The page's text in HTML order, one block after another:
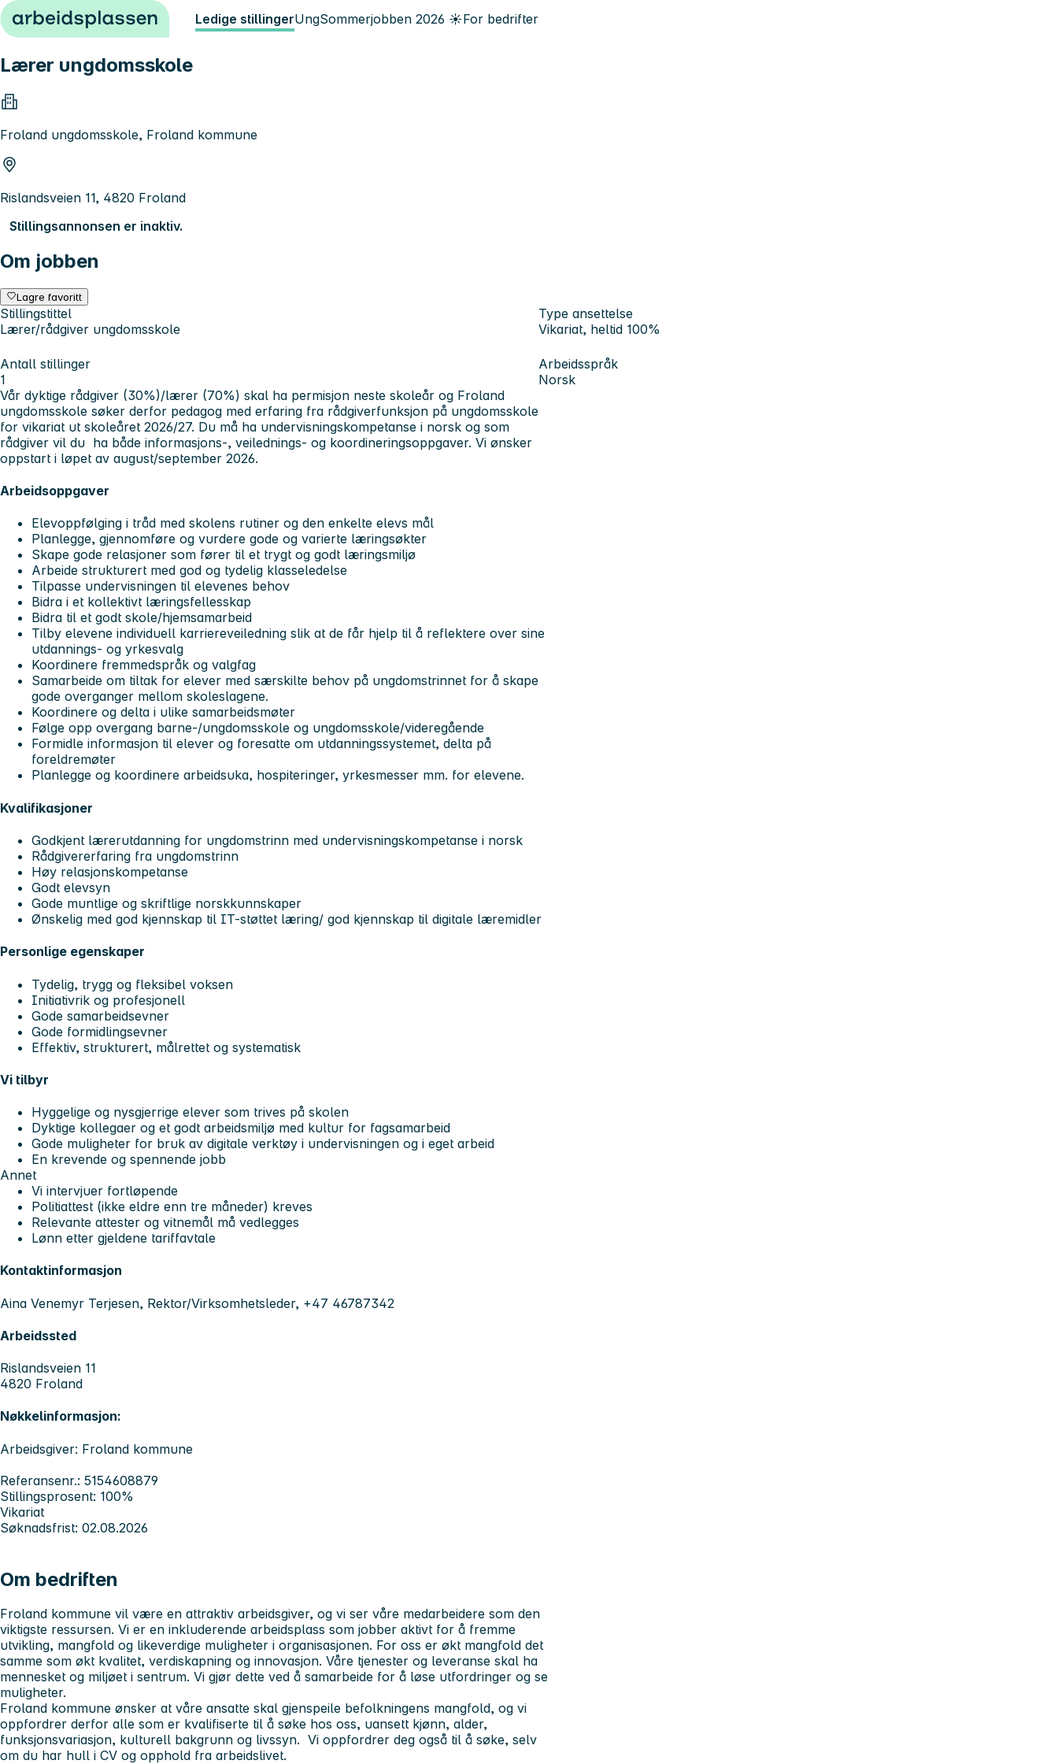
Hopp til innhold Ledige stillingerUngSommerjobben 2026 ☀️For bedrifter
Lærer ungdomsskole
Froland ungdomsskole, Froland kommune
Rislandsveien 11, 4820 Froland
Stillingsannonsen er inaktiv.
Om jobben
Lagre favoritt
Stillingstittel
Lærer/rådgiver ungdomsskole
Type ansettelse
Vikariat, heltid 100%
Antall stillinger
1
Arbeidsspråk
Norsk
Vår dyktige rådgiver (30%)/lærer (70%) skal ha permisjon neste skoleår og Froland
ungdomsskole søker derfor pedagog med erfaring fra rådgiverfunksjon på ungdomsskole
for vikariat ut skoleåret 2026/27. Du må ha undervisningskompetanse i norsk og som
rådgiver vil du ha både informasjons-, veilednings- og koordineringsoppgaver. Vi ønsker
oppstart i løpet av august/september 2026.
Arbeidsoppgaver
Elevoppfølging i tråd med skolens rutiner og den enkelte elevs mål
Planlegge, gjennomføre og vurdere gode og varierte læringsøkter
Skape gode relasjoner som fører til et trygt og godt læringsmiljø
Arbeide strukturert med god og tydelig klasseledelse
Tilpasse undervisningen til elevenes behov
Bidra i et kollektivt læringsfellesskap
Bidra til et godt skole/hjemsamarbeid
Tilby elevene individuell karriereveiledning slik at de får hjelp til å reflektere over sine
utdannings- og yrkesvalg
Koordinere fremmedspråk og valgfag
Samarbeide om tiltak for elever med særskilte behov på ungdomstrinnet for å skape
gode overganger mellom skoleslagene.
Koordinere og delta i ulike samarbeidsmøter
Følge opp overgang barne-/ungdomsskole og ungdomsskole/videregående
Formidle informasjon til elever og foresatte om utdanningssystemet, delta på
foreldremøter
Planlegge og koordinere arbeidsuka, hospiteringer, yrkesmesser mm. for elevene.
Kvalifikasjoner
Godkjent lærerutdanning for ungdomstrinn med undervisningskompetanse i norsk
Rådgivererfaring fra ungdomstrinn
Høy relasjonskompetanse
Godt elevsyn
Gode muntlige og skriftlige norskkunnskaper
Ønskelig med god kjennskap til IT-støttet læring/ god kjennskap til digitale læremidler
Personlige egenskaper
Tydelig, trygg og fleksibel voksen
Initiativrik og profesjonell
Gode samarbeidsevner
Gode formidlingsevner
Effektiv, strukturert, målrettet og systematisk
Vi tilbyr
Hyggelige og nysgjerrige elever som trives på skolen
Dyktige kollegaer og et godt arbeidsmiljø med kultur for fagsamarbeid
Gode muligheter for bruk av digitale verktøy i undervisningen og i eget arbeid
En krevende og spennende jobb
Annet
Vi intervjuer fortløpende
Politiattest (ikke eldre enn tre måneder) kreves
Relevante attester og vitnemål må vedlegges
Lønn etter gjeldene tariffavtale
Kontaktinformasjon
Aina Venemyr Terjesen, Rektor/Virksomhetsleder, +47 46787342
Arbeidssted
Rislandsveien 11
4820 Froland
Nøkkelinformasjon:
Arbeidsgiver: Froland kommune
Referansenr.: 5154608879
Stillingsprosent: 100%
Vikariat
Søknadsfrist: 02.08.2026
Om bedriften
Froland kommune vil være en attraktiv arbeidsgiver, og vi ser våre medarbeidere som den
viktigste ressursen. Vi er en inkluderende arbeidsplass som jobber aktivt for å fremme
utvikling, mangfold og likeverdige muligheter i organisasjonen. For oss er økt mangfold det
samme som økt kvalitet, verdiskapning og innovasjon. Våre tjenester og leveranse skal ha
mennesket og miljøet i sentrum. Vi gjør dette ved å samarbeide for å løse utfordringer og se
muligheter.
Froland kommune ønsker at våre ansatte skal gjenspeile befolkningens mangfold, og vi
oppfordrer derfor alle som er kvalifiserte til å søke hos oss, uansett kjønn, alder,
funksjonsvariasjon, kulturell bakgrunn og livssyn. Vi oppfordrer deg også til å søke, selv
om du har hull i CV og opphold fra arbeidslivet.